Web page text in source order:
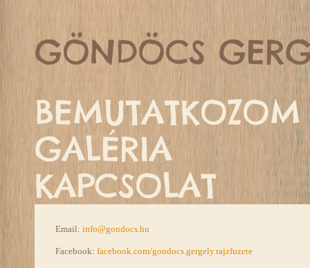
GÖNDÖCS
BEMUTATKOZOM
GALÉRIA
KAPCSOLAT
Email: info@gondocs.hu
Facebook: facebook.com/gondocs.gergely.rajzfuzete